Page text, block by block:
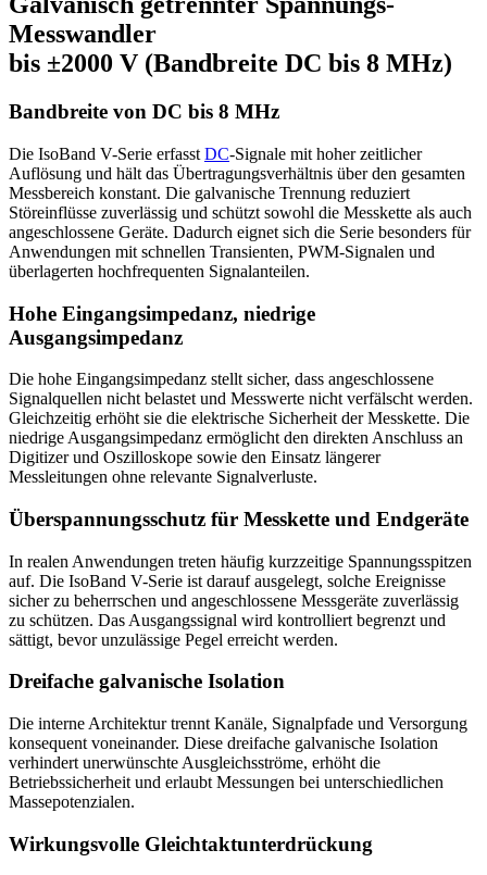
Messwandler
bis ±2000 V (Bandbreite DC bis 8 MHz)
Bandbreite von DC bis 8 MHz
Die IsoBand V-Serie erfasst DC-Signale mit hoher zeitlicher
Auflösung und hält das Übertragungsverhältnis über den gesamten
Messbereich konstant. Die galvanische Trennung reduziert
Störeinflüsse zuverlässig und schützt sowohl die Messkette als auch
angeschlossene Geräte. Dadurch eignet sich die Serie besonders für
Anwendungen mit schnellen Transienten, PWM-Signalen und
überlagerten hochfrequenten Signalanteilen.
Hohe Eingangsimpedanz, niedrige
Ausgangsimpedanz
Die hohe Eingangsimpedanz stellt sicher, dass angeschlossene
Signalquellen nicht belastet und Messwerte nicht verfälscht werden.
Gleichzeitig erhöht sie die elektrische Sicherheit der Messkette. Die
niedrige Ausgangsimpedanz ermöglicht den direkten Anschluss an
Digitizer und Oszilloskope sowie den Einsatz längerer
Messleitungen ohne relevante Signalverluste.
Überspannungsschutz für Messkette und Endgeräte
In realen Anwendungen treten häufig kurzzeitige Spannungsspitzen
auf. Die IsoBand V-Serie ist darauf ausgelegt, solche Ereignisse
sicher zu beherrschen und angeschlossene Messgeräte zuverlässig
zu schützen. Das Ausgangssignal wird kontrolliert begrenzt und
sättigt, bevor unzulässige Pegel erreicht werden.
Dreifache galvanische Isolation
Die interne Architektur trennt Kanäle, Signalpfade und Versorgung
konsequent voneinander. Diese dreifache galvanische Isolation
verhindert unerwünschte Ausgleichsströme, erhöht die
Betriebssicherheit und erlaubt Messungen bei unterschiedlichen
Massepotenzialen.
Wirkungsvolle Gleichtaktunterdrückung